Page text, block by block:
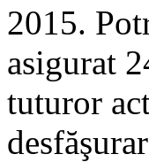
2015.
asigurat
tuturor